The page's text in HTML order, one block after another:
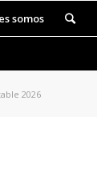
somos
2026